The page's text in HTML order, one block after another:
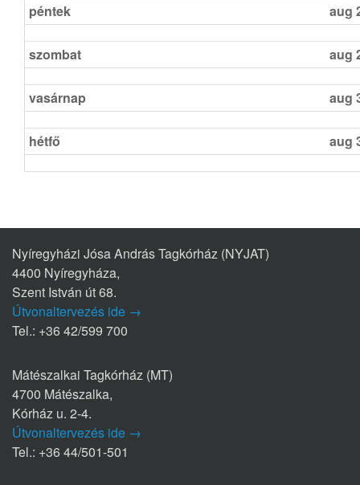
péntek aug
szombat aug
vasárnap aug
hétfő aug
Nyíregyházi Jósa András Tagkórház (NYJAT)
4400 Nyíregyháza,
Szent István út 68.
Útvonaltervezés ide →
Tel.: +36 42/599 700
Mátészalkai Tagkórház (MT)
4700 Mátészalka,
Kórház u. 2-4.
Útvonaltervezés ide →
Tel.: +36 44/501-501